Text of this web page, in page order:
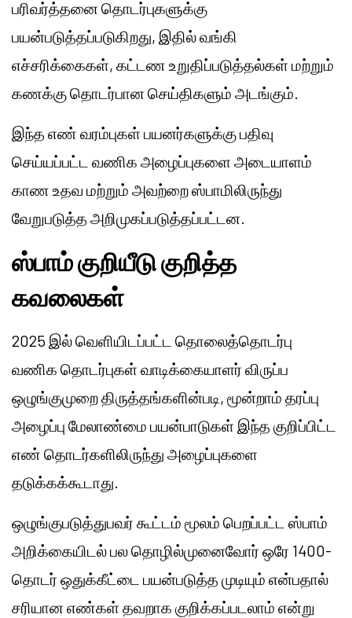
பரிவர்த்தனை தொடர்புகளுக்கு
பயன்படுத்தப்படுகிறது, இதில் வங்கி
எச்சரிக்கைகள், கட்டண உறுதிப்படுத்தல்கள் மற்றும்
கணக்கு தொடர்பான செய்திகளும் அடங்கும்.
இந்த எண் வரம்புகள் பயனர்களுக்கு பதிவு
செய்யப்பட்ட வணிக அழைப்புகளை அடையாளம்
காண உதவ மற்றும் அவற்றை ஸ்பாமிலிருந்து
வேறுபடுத்த அறிமுகப்படுத்தப்பட்டன.
ஸ்பாம் குறியீடு குறித்த
கவலைகள்
2025 இல் வெளியிடப்பட்ட தொலைத்தொடர்பு
வணிக தொடர்புகள் வாடிக்கையாளர் விருப்ப
ஒழுங்குமுறை திருத்தங்களின்படி, மூன்றாம் தரப்பு
அழைப்பு மேலாண்மை பயன்பாடுகள் இந்த குறிப்பிட்ட
எண் தொடர்களிலிருந்து அழைப்புகளை
தடுக்கக்கூடாது.
ஒழுங்குபடுத்துபவர் கூட்டம் மூலம் பெறப்பட்ட ஸ்பாம்
அறிக்கையிடல் பல தொழில்முனைவோர் ஒரே 1400-
தொடர் ஒதுக்கீட்டை பயன்படுத்த முடியும் என்பதால்
சரியான எண்கள் தவறாக குறிக்கப்படலாம் என்று